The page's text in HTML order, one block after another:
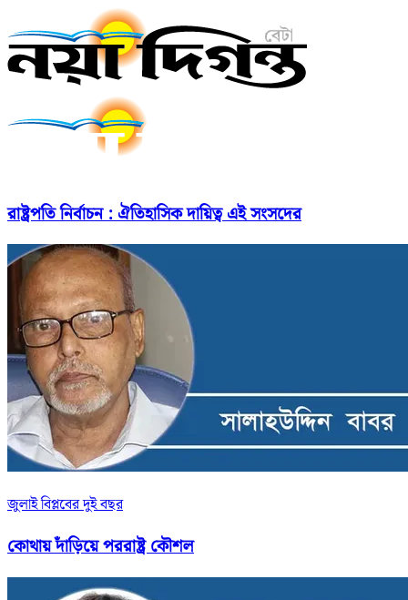
রাষ্ট্রপতি নির্বাচন : ঐতিহাসিক দায়িত্ব এই সংসদের
জুলাই বিপ্লবের দুই বছর
কোথায় দাঁড়িয়ে পররাষ্ট্র কৌশল